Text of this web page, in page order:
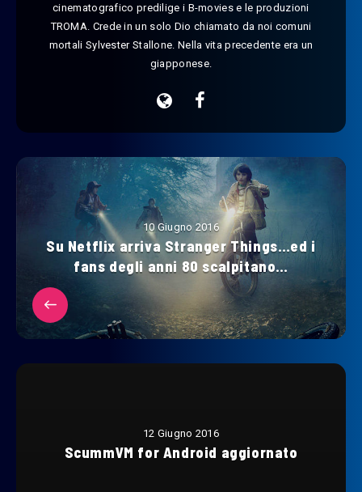
cinematografico predilige i B-movies e le produzioni
TROMA. Crede in un solo Dio chiamato da noi comuni
mortali Sylvester Stallone. Nella vita precedente era un
giapponese.
10 Giugno 2016
Su Netflix arriva Stranger Things…ed i
fans degli anni 80 scalpitano…
12 Giugno 2016
ScummVM for Android aggiornato